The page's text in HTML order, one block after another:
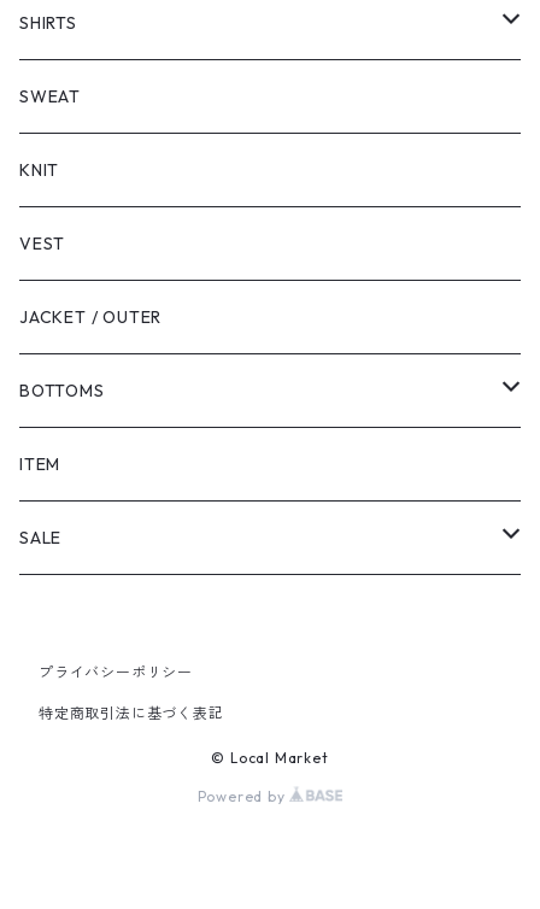
SHORT SLEEVE
LONG SLEEVE
SHIRTS
SHORT SLEEVE
LONG SLEEVE
SWEAT
KNIT
VEST
JACKET / OUTER
BOTTOMS
SHORTS
PANTS
ITEM
SALE
PANTS
プライバシーポリシー
特定商取引法に基づく表記
© Local Market
Powered by